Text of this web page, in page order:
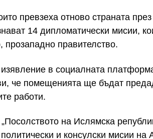
превзеха отново страната през
14 дипломатически мисии,
правителство.
в социалната
че помещенията ще бъдат
работи.
на Ислямска
и консулски мисии